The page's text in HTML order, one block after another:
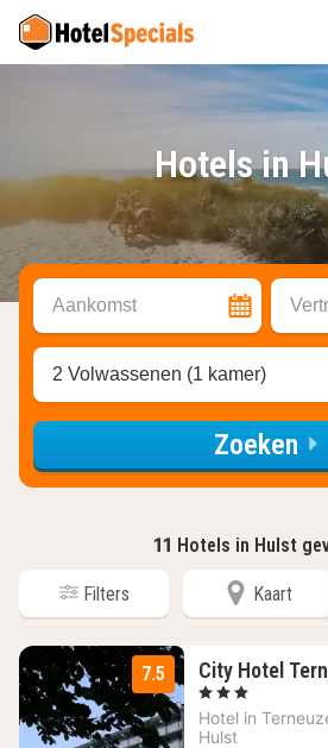
Hotels in
Aankomst
2 Volwassenen (1 kamer)
Zoeken
11 Hotels in Hulst
Filters Kaart
7.5 City Hotel
, 3 Sterren
Hotel in
Hulst